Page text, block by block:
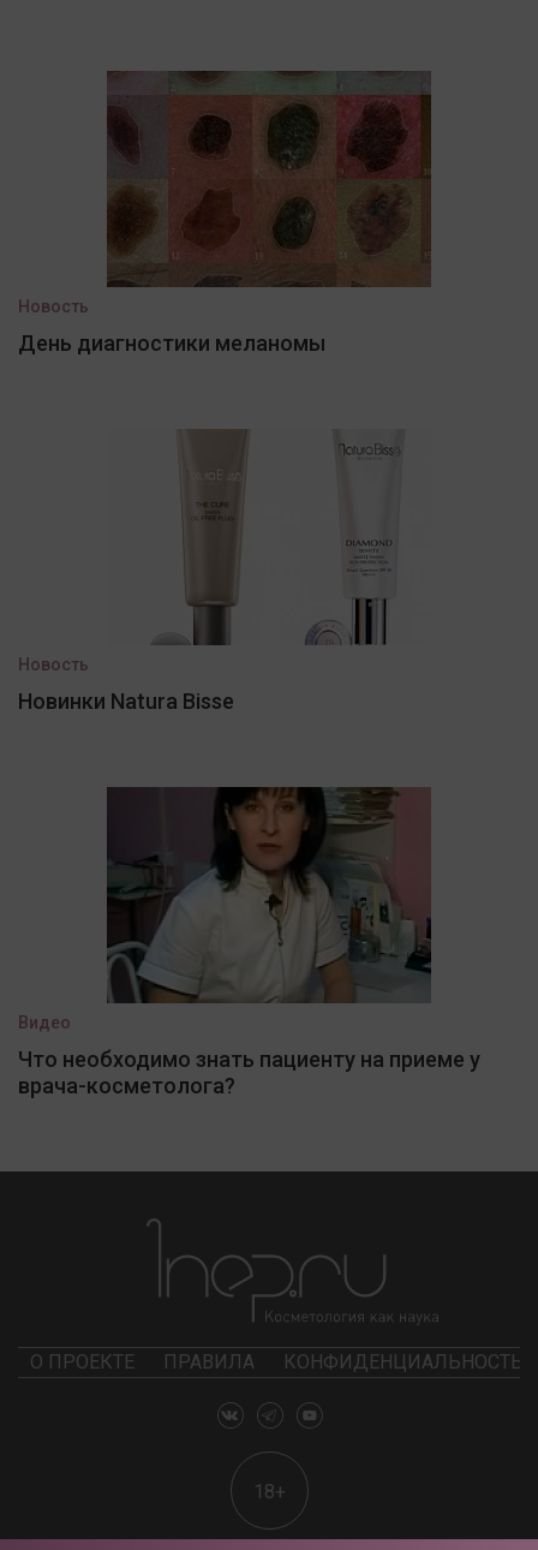
Новость
День диагностики меланомы
Новость
Новинки Natura Bisse
Видео
Что необходимо знать пациенту на приеме у
врача-косметолога?
О ПРОЕКТЕ ПРАВИЛА КОНФИДЕНЦИАЛЬНОСТЬ
18+